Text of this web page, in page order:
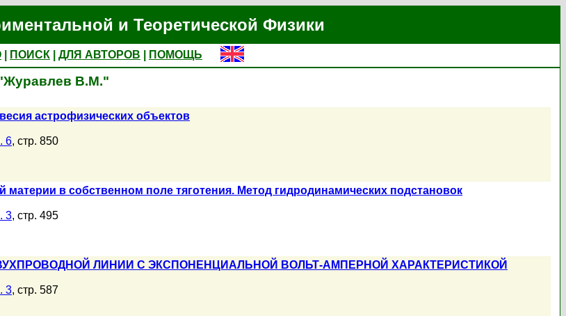
и Теоретической Физики
ПОИСК ДЛЯ АВТОРОВ
ПОМОЩЬ
В.М."
астрофизических объектов
6, стр. 850
в собственном поле тяготения. Метод гидродинамических подстановок
3, стр. 495
ЛИНИИ С ЭКСПОНЕНЦИАЛЬНОЙ ВОЛЬТ-АМПЕРНОЙ ХАРАКТЕРИСТИКОЙ
3, стр. 587